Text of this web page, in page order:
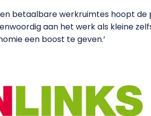
betaalbare werkruimtes hoopt
aan het werk als kleine
een boost te geven.’